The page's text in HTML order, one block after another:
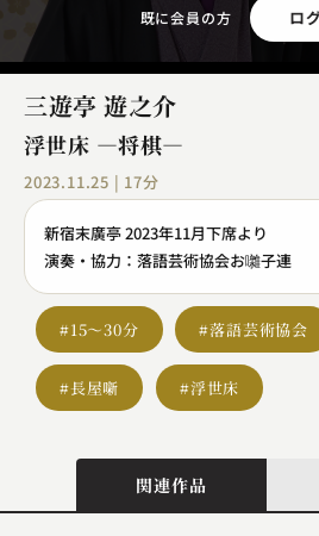
既に会員の方 ロ
三遊亭 遊之介
浮世床 ―将棋―
2023.11.25 | 17分
新宿末廣亭 2023年11月下席より
演奏・協力：落語芸術協会お囃子連
#15～30分 #落語芸術協会
#長屋噺 #浮世床
関連作品